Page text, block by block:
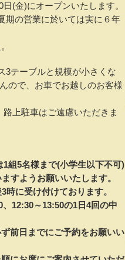
(金)にオープンいたします。
期の営業に於いては実に６年
3テーブルと規模が小さくな
ので、お車でお越しのお客様
上駐車はご遠慮いただきま
組5名様まで(小学生以下不可)
すようお願いいたします。
に受け付けております。
12:30～13:50の1日4回の中
前日までにご予約をお願いい